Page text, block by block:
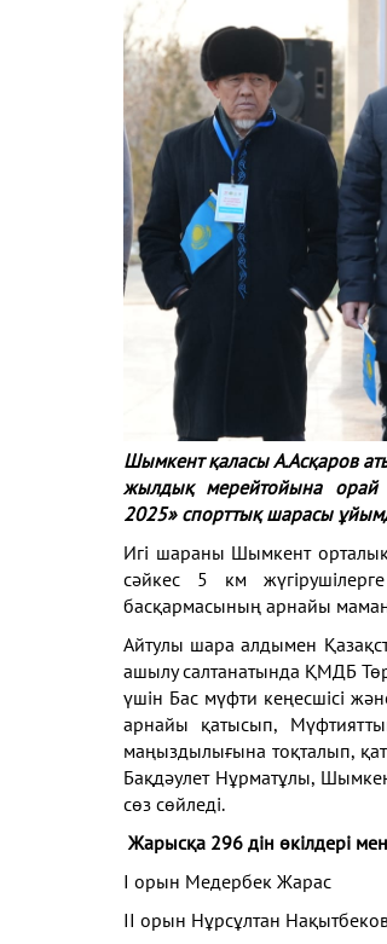
Шымкент қаласы А.Асқаров
жылдық мерейтойына орай
2025» спорттық шарасы
Игі шараны Шымкент
сәйкес 5 км
басқармасының арнайы
Айтулы шара алдымен
ашылу салтанатында ҚМДБ
үшін Бас мүфти кеңесшісі
арнайы қатысып,
маңыздылығына тоқталып,
Бақдәулет Нұрматұлы,
сөз сөйледі.
Жарысқа 296 дін өкілдері
І орын Медербек Жарас
ІІ орын Нұрсұлтан